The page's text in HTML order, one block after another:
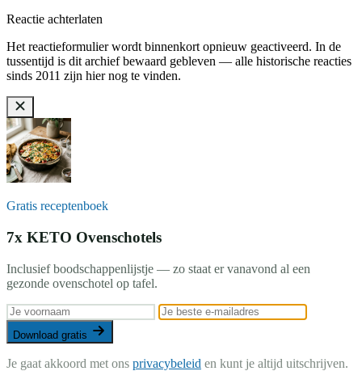
Reactie achterlaten
Het reactieformulier wordt binnenkort opnieuw geactiveerd. In de
tussentijd is dit archief bewaard gebleven — alle historische reacties
sinds 2011 zijn hier nog te vinden.
Gratis receptenboek
7x KETO Ovenschotels
Inclusief boodschappenlijstje — zo staat er vanavond al een
gezonde ovenschotel op tafel.
Download gratis
Je gaat akkoord met ons privacybeleid en kunt je altijd uitschrijven.